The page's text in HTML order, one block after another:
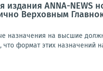
ANNA-NEWS
Верховным
назначения на высшие
формат этих назначений